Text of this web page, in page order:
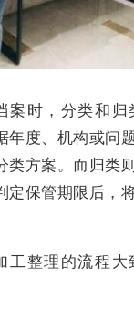
案时，分类和
年度、机构或问
类方案。而归类
定保管期限后，
工整理的流程